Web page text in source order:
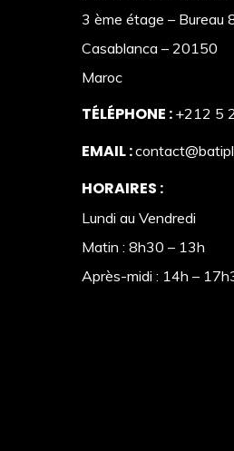
3 ème étage – Bureau
Casablanca – 20150
Maroc
TÉLÉPHONE : +212 5
EMAIL :
HORAIRES :
Lundi au Vendredi
Matin : 8h30 – 13h
Après-midi : 14h –